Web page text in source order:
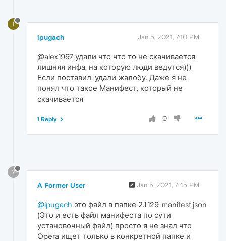
I
ipugach Jan 5, 2021, 7:10 PM
@alex1997 удали что что то не скачивается.
лишняя инфа, на которую люди ведутся)))
Если поставил, удали жалобу. Даже я не
понял что такое Манифест, который не
скачивается
0
1 Reply
?
A Former User Jan 5, 2021, 7:45 PM
@ipugach это файл в папке 2.1.129. manifest.json
(Это и есть файл манифеста по сути
установочный файл) просто я не знал что
Opera ищет только в конкретной папке и